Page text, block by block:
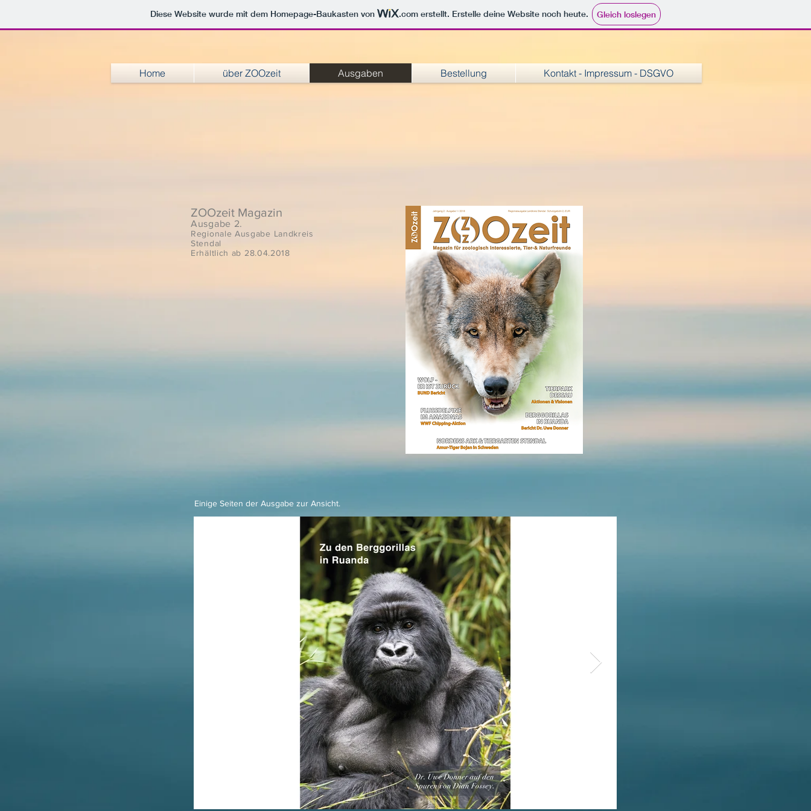
Diese Website wurde mit dem Homepage-Baukasten von .com erstellt. Erstelle deine Website noch heute. Gleich loslegen
Home über ZOOzeit Ausgaben Bestellung Kontakt - Impressum - DSGVO
ZOOzeit Magazin
Ausgabe 2.
Regionale Ausgabe Landkreis
Stendal
Erhältlich ab 28.04.2018
Einige Seiten der Ausgabe zur Ansicht.